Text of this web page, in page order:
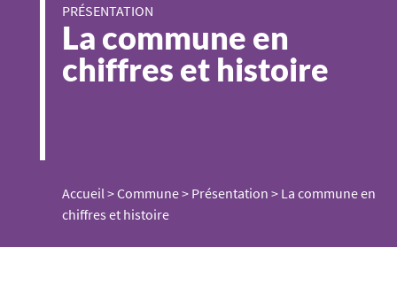
PRÉSENTATION
La commune en
chiffres et histoire
Accueil>Commune> Présentation > La commune en
chiffres et histoire